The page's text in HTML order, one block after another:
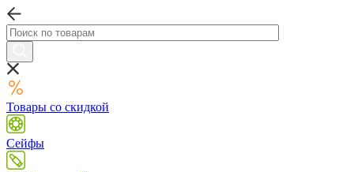
Товары со скидкой
Сейфы